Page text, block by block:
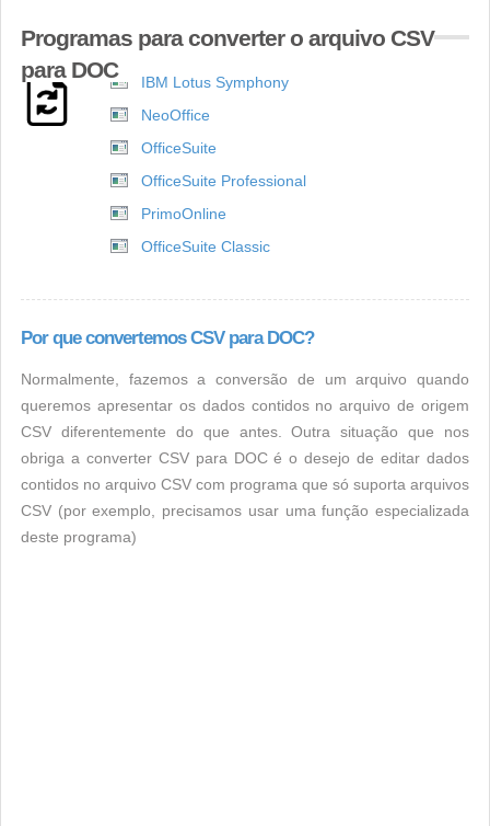
Programas para converter o arquivo CSV
para DOC
IBM Lotus Symphony
NeoOffice
OfficeSuite
OfficeSuite Professional
PrimoOnline
OfficeSuite Classic
Por que convertemos CSV para DOC?
Normalmente, fazemos a conversão de um arquivo quando
queremos apresentar os dados contidos no arquivo de origem
CSV diferentemente do que antes. Outra situação que nos
obriga a converter CSV para DOC é o desejo de editar dados
contidos no arquivo CSV com programa que só suporta arquivos
CSV (por exemplo, precisamos usar uma função especializada
deste programa)